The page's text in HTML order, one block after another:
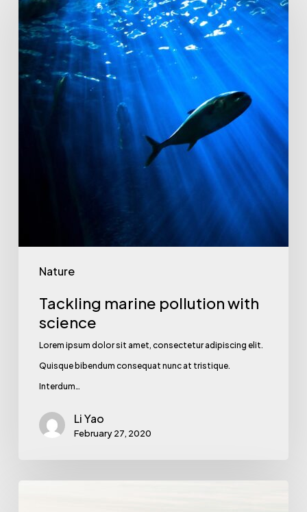
Nature
Tackling marine pollution with
science
Lorem ipsum dolor sit amet, consectetur adipiscing elit.
Quisque bibendum consequat nunc at tristique.
Interdum…
Li Yao
February 27, 2020